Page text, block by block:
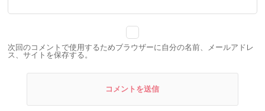
次回のコメントで使用するためブラウザーに自分の名前、メールアドレ
ス、サイトを保存する。